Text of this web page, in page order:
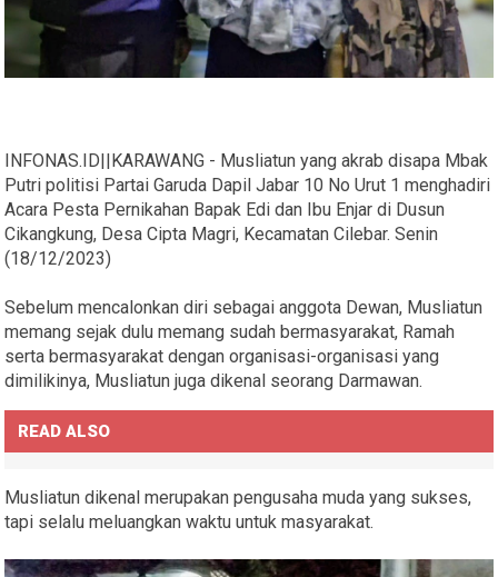
INFONAS.ID||KARAWANG - Musliatun yang akrab disapa Mbak
Putri politisi Partai Garuda Dapil Jabar 10 No Urut 1 menghadiri
Acara Pesta Pernikahan Bapak Edi dan Ibu Enjar di Dusun
Cikangkung, Desa Cipta Magri, Kecamatan Cilebar. Senin
(18/12/2023)
Sebelum mencalonkan diri sebagai anggota Dewan, Musliatun
memang sejak dulu memang sudah bermasyarakat, Ramah
serta bermasyarakat dengan organisasi-organisasi yang
dimilikinya, Musliatun juga dikenal seorang Darmawan.
READ ALSO
Musliatun dikenal merupakan pengusaha muda yang sukses,
tapi selalu meluangkan waktu untuk masyarakat.